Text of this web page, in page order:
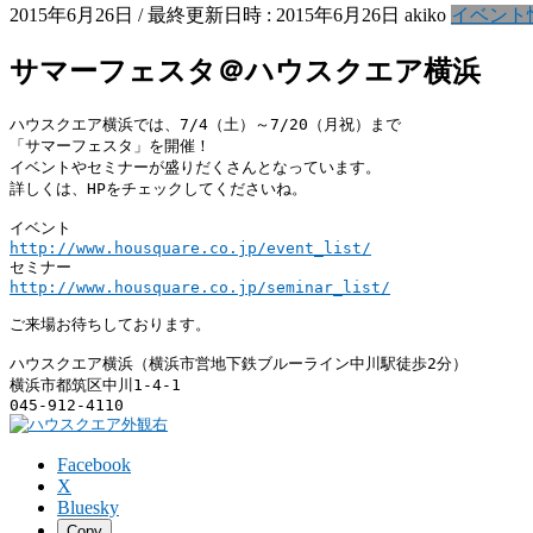
2015年6月26日 / 最終更新日時 : 2015年6月26日 akiko イベント
サマーフェスタ＠ハウスクエア横浜
ハウスクエア横浜では、7/4（土）～7/20（月祝）まで
「サマーフェスタ」を開催！
イベントやセミナーが盛りだくさんとなっています。
詳しくは、HPをチェックしてくださいね。
http://www.housquare.co.jp/event_list/
http://www.housquare.co.jp/seminar_list/
ご来場お待ちしております。
ハウスクエア横浜（横浜市営地下鉄ブルーライン中川駅徒歩2分）
横浜市都筑区中川1-4-1
Facebook
X
Bluesky